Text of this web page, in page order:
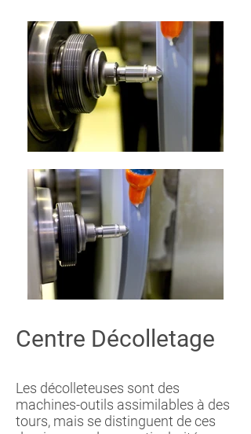
Centre Décolletage
Les décolleteuses sont des
machines-outils assimilables à des
tours, mais se distinguent de ces